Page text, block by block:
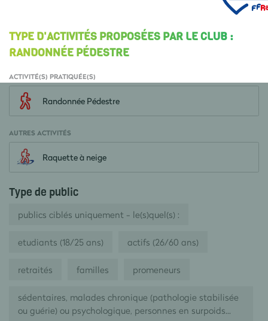
TYPE D'ACTIVITÉS PROPOSÉES PAR LE CLUB :
RANDONNÉE PÉDESTRE
ACTIVITÉ(S) PRATIQUÉE(S)
Randonnée Pédestre
AUTRES ACTIVITÉS
Raquette à neige
Type de public
publics ciblés uniquement - le(s)quel(s) :
etudiants (18/25 ans) actifs (26/60 ans)
retraités familles promeneurs
sédentaires, malades chronique (pathologie stabilisée
ou guérie) ou psychologique, personnes en surpoids...